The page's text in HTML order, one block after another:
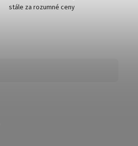
stále za rozumné ceny